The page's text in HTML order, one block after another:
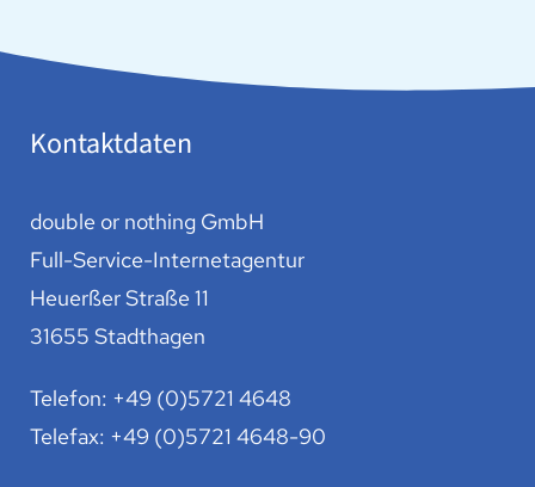
Kontaktdaten
double or nothing GmbH
Full-Service-Internetagentur
Heuerßer Straße 11
31655 Stadthagen
Telefon: +49 (0)5721 4648
Telefax: +49 (0)5721 4648-90